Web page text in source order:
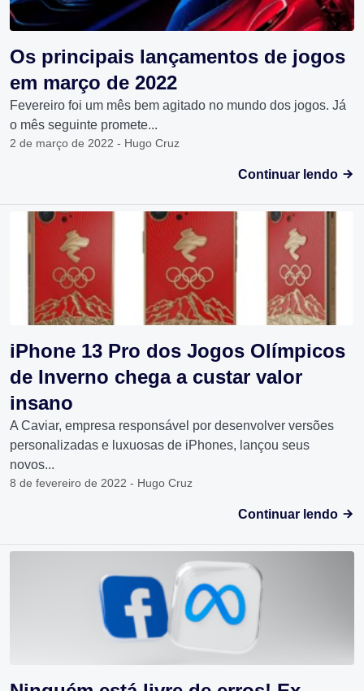
Os principais lançamentos de jogos
em março de 2022
Fevereiro foi um mês bem agitado no mundo dos jogos. Já
o mês seguinte promete...
2 de março de 2022 - Hugo Cruz
Continuar lendo
iPhone 13 Pro dos Jogos Olímpicos
de Inverno chega a custar valor
insano
A Caviar, empresa responsável por desenvolver versões
personalizadas e luxuosas de iPhones, lançou seus
novos...
8 de fevereiro de 2022 - Hugo Cruz
Continuar lendo